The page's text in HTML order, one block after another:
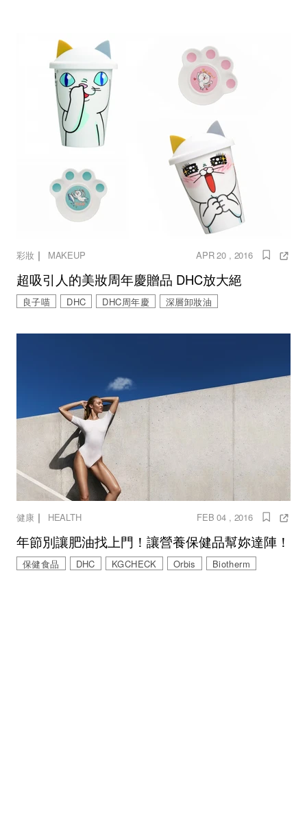
彩妝｜ MAKEUP APR 20 , 2016
超吸引人的美妝周年慶贈品 DHC放大絕
良子喵 DHC DHC周年慶 深層卸妝油
健康 ｜ HEALTH FEB 04 , 2016
年節別讓肥油找上門！讓營養保健品幫妳達陣！
保健食品 DHC KGCHECK Orbis Biotherm